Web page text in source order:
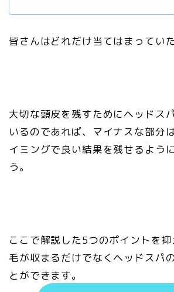
皆さんはどれだけ当てはまってい
大切な頭皮を残すためにヘッドス
いるのであれば、マイナスな部分
イミングで良い結果を残せるよう
う。
ここで解説した5つのポイントを
毛が収まるだけでなくヘッドスパ
とができます。